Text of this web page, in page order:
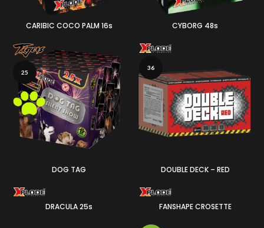
CARIBIC COCO PALM 16s CYBORG 48s
25
DOG TAG
36
DOUBLE DECK – RED
DRACULA 25s FANSHAPE CROSETTE